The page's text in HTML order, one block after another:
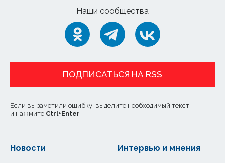
Наши сообщества
ПОДПИСАТЬСЯ НА RSS
Если вы заметили ошибку, выделите необходимый текст
и нажмите Ctrl+Enter
Новости Интервью и мнения